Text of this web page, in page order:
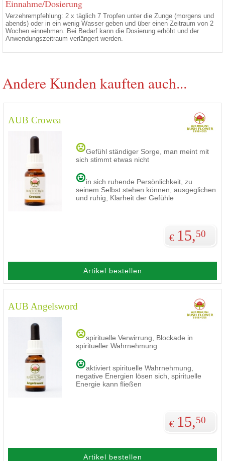
Einnahme/Dosierung
Verzehrempfehlung: 2 x täglich 7 Tropfen unter die Zunge (morgens und
abends) oder in ein wenig Wasser geben und über einen Zeitraum von 2
Wochen einnehmen. Bei Bedarf kann die Dosierung erhöht und der
Anwendungszeitraum verlängert werden.
Andere Kunden kauften auch...
AUB Crowea
Gefühl ständiger Sorge, man meint mit
sich stimmt etwas nicht
in sich ruhende Persönlichkeit, zu
seinem Selbst stehen können, ausgeglichen
und ruhig, Klarheit der Gefühle
€ 15,50
Artikel bestellen
AUB Angelsword
spirituelle Verwirrung, Blockade in
spiritueller Wahrnehmung
aktiviert spirituelle Wahrnehmung,
negative Energien lösen sich, spirituelle
Energie kann fließen
€ 15,50
Artikel bestellen